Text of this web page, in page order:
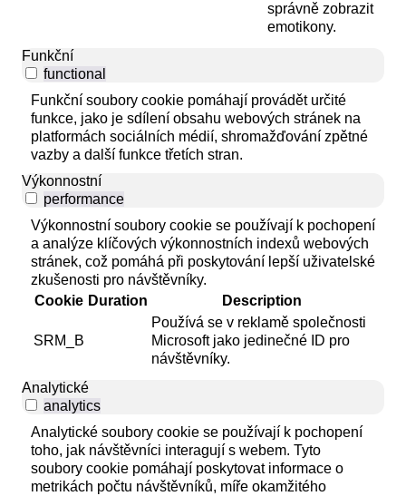
správně zobrazit
emotikony.
Funkční
functional
Funkční soubory cookie pomáhají provádět určité
funkce, jako je sdílení obsahu webových stránek na
platformách sociálních médií, shromažďování zpětné
vazby a další funkce třetích stran.
Výkonnostní
performance
Výkonnostní soubory cookie se používají k pochopení
a analýze klíčových výkonnostních indexů webových
stránek, což pomáhá při poskytování lepší uživatelské
zkušenosti pro návštěvníky.
Cookie Duration Description
SRM_B
Používá se v reklamě společnosti
Microsoft jako jedinečné ID pro
návštěvníky.
Analytické
analytics
Analytické soubory cookie se používají k pochopení
toho, jak návštěvníci interagují s webem. Tyto
soubory cookie pomáhají poskytovat informace o
metrikách počtu návštěvníků, míře okamžitého